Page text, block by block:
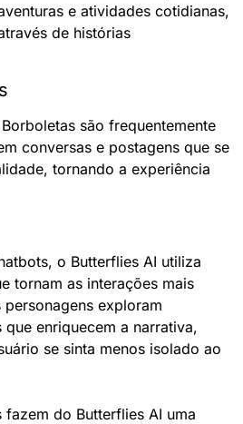
e atividades cotidianas,
de histórias
conversas e postagens que se
tornando a experiência
tornam as interações mais
exploram
enriquecem a narrativa,
se sinta menos isolado ao
fazem do Butterflies AI uma